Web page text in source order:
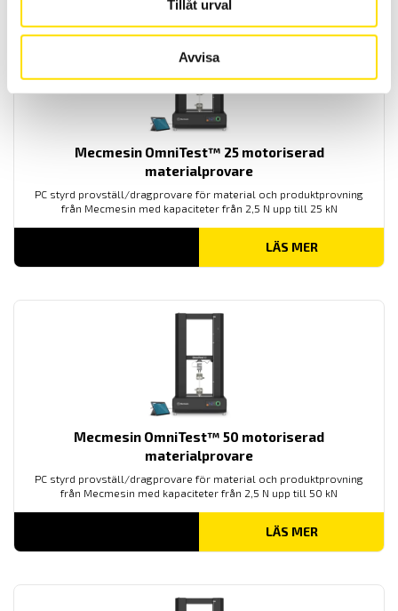
Tillåt urval
Avvisa
Mecmesin OmniTest™ 25 motoriserad
materialprovare
PC styrd provställ/dragprovare för material och produktprovning
från Mecmesin med kapaciteter från 2,5 N upp till 25 kN
LÄS MER
Mecmesin OmniTest™ 50 motoriserad
materialprovare
PC styrd provställ/dragprovare för material och produktprovning
från Mecmesin med kapaciteter från 2,5 N upp till 50 kN
LÄS MER